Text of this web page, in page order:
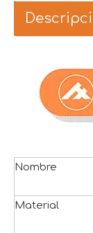
Nombre
Material